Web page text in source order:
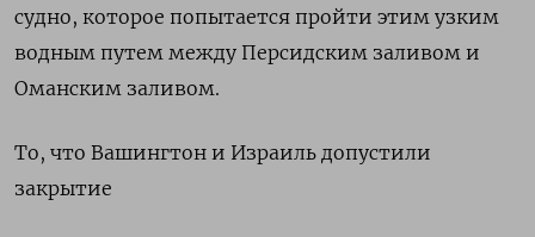
судно, которое попытается пройти этим узким
водным путем между Персидским заливом и
Оманским заливом.
То, что Вашингтон и Израиль допустили
закрытие